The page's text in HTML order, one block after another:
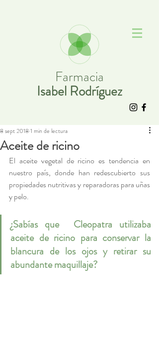
Farmacia
Isabel Rodríguez
Aceite de ricino
8 sept 2018 1 min de lectura
El aceite vegetal de ricino es tendencia en
nuestro país, donde han redescubierto sus
propiedades nutritivas y reparadoras para uñas
y pelo.
¿Sabías que  Cleopatra utilizaba
aceite de ricino para conservar la
blancura de los ojos y retirar su
abundante maquillaje?